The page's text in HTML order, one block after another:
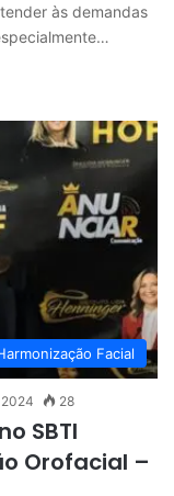
às demandas
Facial
28
SBTI
Orofacial –